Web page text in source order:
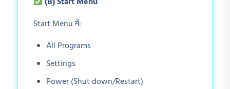
Start Menu में:
All Programs
Settings
Power (Shut down/Restart)